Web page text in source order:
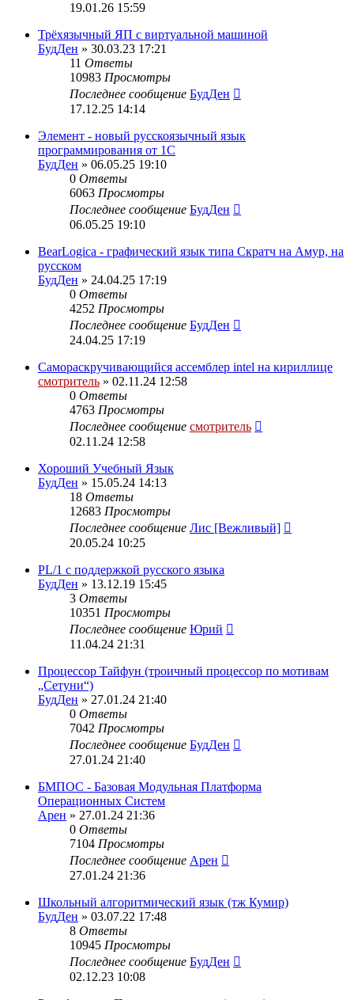
19.01.26 15:59
Трёхязычный ЯП с виртуальной машиной
БудДен » 30.03.23 17:21
11 Ответы
10983 Просмотры
Последнее сообщение БудДен
17.12.25 14:14
Элемент - новый русскоязычный язык
программирования от 1С
БудДен » 06.05.25 19:10
0 Ответы
6063 Просмотры
Последнее сообщение БудДен
06.05.25 19:10
BearLogica - графический язык типа Скратч на Амур, на
русском
БудДен » 24.04.25 17:19
0 Ответы
4252 Просмотры
Последнее сообщение БудДен
24.04.25 17:19
Самораскручивающийся ассемблер intel на кириллице
смотритель » 02.11.24 12:58
0 Ответы
4763 Просмотры
Последнее сообщение смотритель
02.11.24 12:58
Хороший Учебный Язык
БудДен » 15.05.24 14:13
18 Ответы
12683 Просмотры
Последнее сообщение Лис [Вежливый]
20.05.24 10:25
PL/1 с поддержкой русского языка
БудДен » 13.12.19 15:45
3 Ответы
10351 Просмотры
Последнее сообщение Юрий
11.04.24 21:31
Процессор Тайфун (троичный процессор по мотивам
„Сетуни“)
БудДен » 27.01.24 21:40
0 Ответы
7042 Просмотры
Последнее сообщение БудДен
27.01.24 21:40
БМПОС - Базовая Модульная Платформа
Операционных Систем
Арен » 27.01.24 21:36
0 Ответы
7104 Просмотры
Последнее сообщение Арен
27.01.24 21:36
Школьный алгоритмический язык (тж Кумир)
БудДен » 03.07.22 17:48
8 Ответы
10945 Просмотры
Последнее сообщение БудДен
02.12.23 10:08